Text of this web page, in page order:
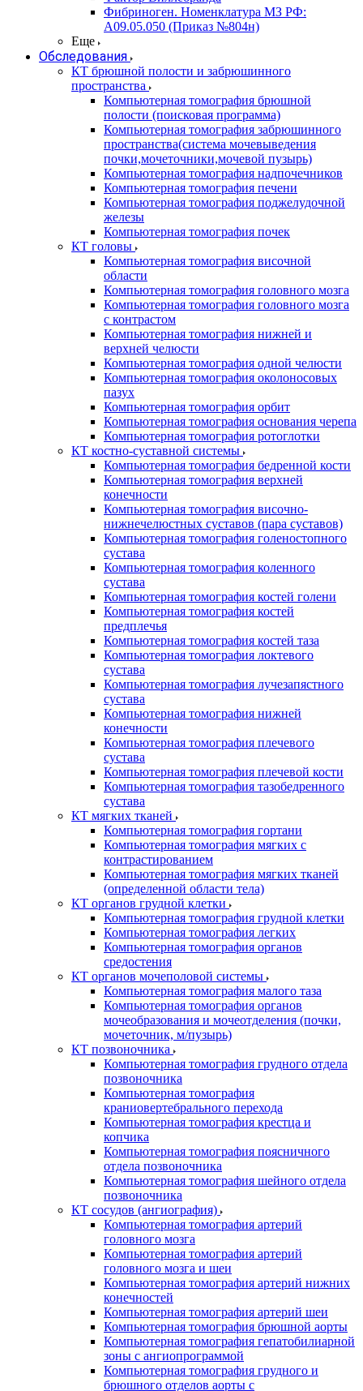
Фибриноген. Номенклатура МЗ РФ:
A09.05.050 (Приказ №804н)
Еще
Обследования
КТ брюшной полости и забрюшинного
пространства
Компьютерная томография брюшной
полости (поисковая программа)
Компьютерная томография забрюшинного
пространства(система мочевыведения
почки,мочеточники,мочевой пузырь)
Компьютерная томография надпочечников
Компьютерная томография печени
Компьютерная томография поджелудочной
железы
Компьютерная томография почек
КТ головы
Компьютерная томография височной
области
Компьютерная томография головного мозга
Компьютерная томография головного мозга
с контрастом
Компьютерная томография нижней и
верхней челюсти
Компьютерная томография одной челюсти
Компьютерная томография околоносовых
пазух
Компьютерная томография орбит
Компьютерная томография основания черепа
Компьютерная томография ротоглотки
КТ костно-суставной системы
Компьютерная томография бедренной кости
Компьютерная томография верхней
конечности
Компьютерная томография височно-
нижнечелюстных суставов (пара суставов)
Компьютерная томография голеностопного
сустава
Компьютерная томография коленного
сустава
Компьютерная томография костей голени
Компьютерная томография костей
предплечья
Компьютерная томография костей таза
Компьютерная томография локтевого
сустава
Компьютерная томография лучезапястного
сустава
Компьютерная томография нижней
конечности
Компьютерная томография плечевого
сустава
Компьютерная томография плечевой кости
Компьютерная томография тазобедренного
сустава
КТ мягких тканей
Компьютерная томография гортани
Компьютерная томография мягких с
контрастированием
Компьютерная томография мягких тканей
(определенной области тела)
КТ органов грудной клетки
Компьютерная томография грудной клетки
Компьютерная томография легких
Компьютерная томография органов
средостения
КТ органов мочеполовой системы
Компьютерная томография малого таза
Компьютерная томография органов
мочеобразования и мочеотделения (почки,
мочеточник, м/пузырь)
КТ позвоночника
Компьютерная томография грудного отдела
позвоночника
Компьютерная томография
краниовертебрального перехода
Компьютерная томография крестца и
копчика
Компьютерная томография поясничного
отдела позвоночника
Компьютерная томография шейного отдела
позвоночника
КТ сосудов (ангиография)
Компьютерная томография артерий
головного мозга
Компьютерная томография артерий
головного мозга и шеи
Компьютерная томография артерий нижних
конечностей
Компьютерная томография артерий шеи
Компьютерная томография брюшной аорты
Компьютерная томография гепатобилиарной
зоны с ангиопрограммой
Компьютерная томография грудного и
брюшного отделов аорты с